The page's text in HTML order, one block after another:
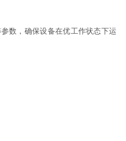
数，确保设备在优工作状态下运